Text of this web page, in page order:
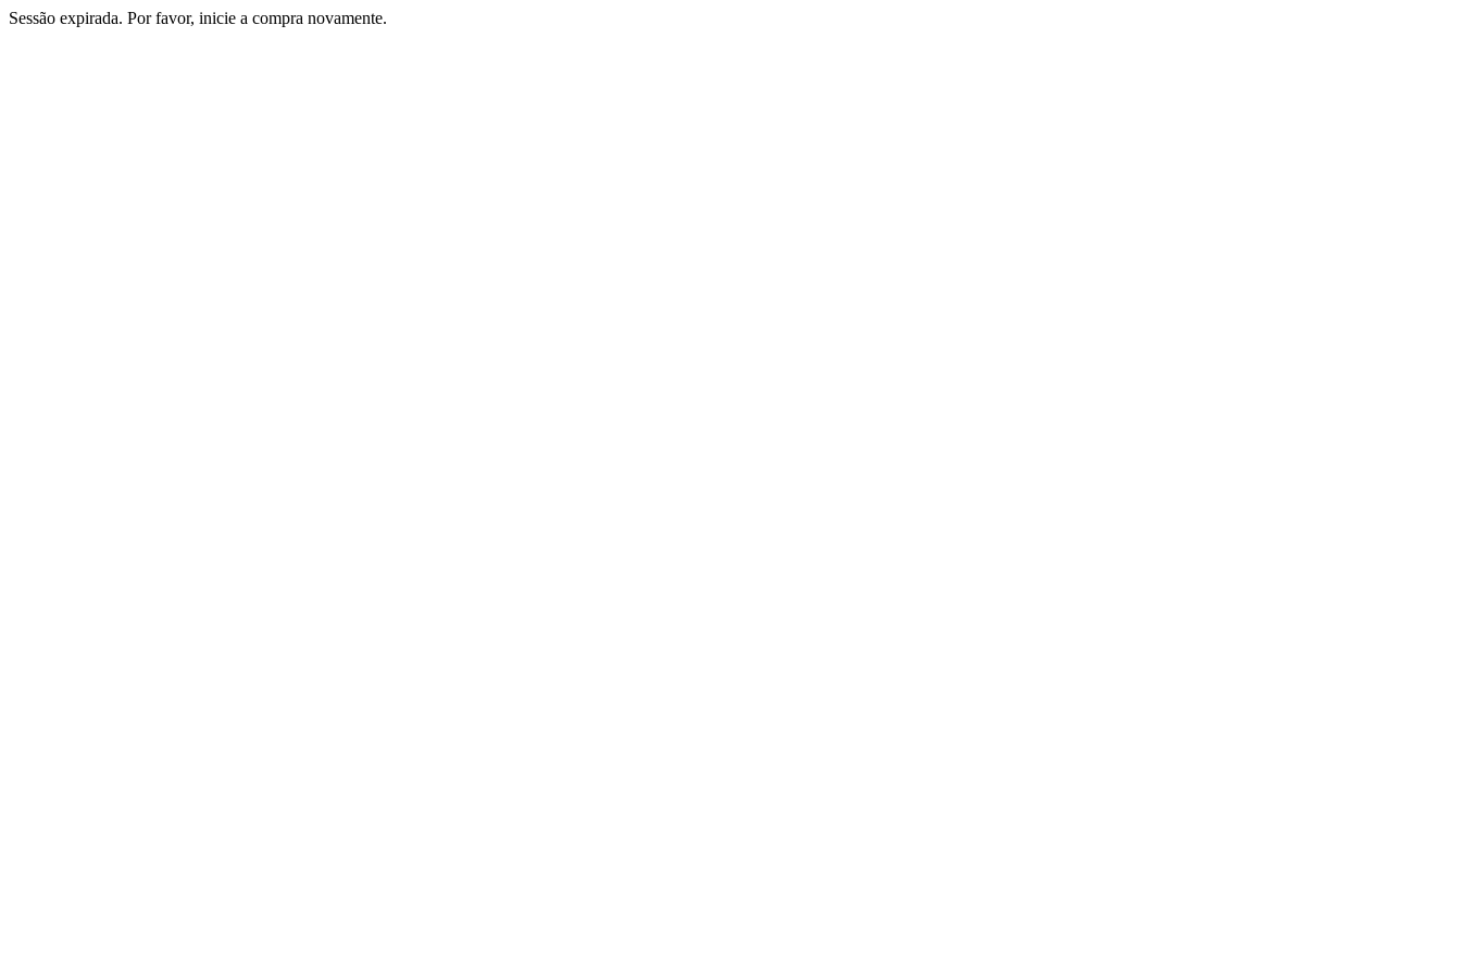
Sessão expirada. Por favor, inicie a compra novamente.